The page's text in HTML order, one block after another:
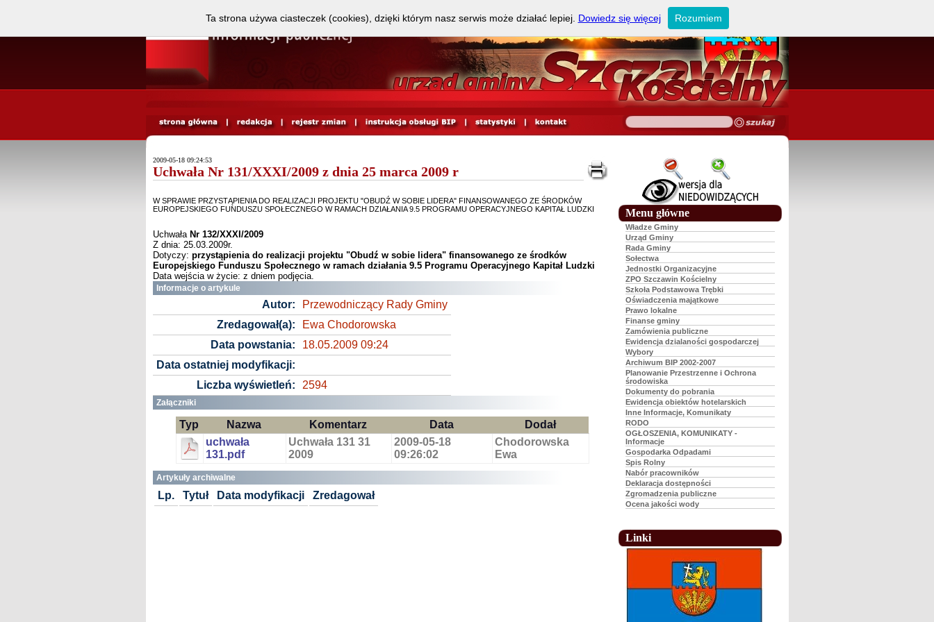
2009-05-18 09:24:53
Uchwała Nr 131/XXXI/2009 z dnia 25 marca 2009 r
W SPRAWIE PRZYSTĄPIENIA DO REALIZACJI PROJEKTU "OBUDŹ W SOBIE LIDERA" FINANSOWANEGO ZE ŚRODKÓW
EUROPEJSKIEGO FUNDUSZU SPOŁECZNEGO W RAMACH DZIAŁANIA 9.5 PROGRAMU OPERACYJNEGO KAPITAŁ LUDZKI
UchwałaNr 132/XXXI/2009
Z dnia: 25.03.2009r.
Dotyczy: przystąpienia do realizacji projektu "Obudź w sobie lidera" finansowanego ze środków
Europejskiego Funduszu Społecznego w ramach działania 9.5 Programu Operacyjnego Kapitał Ludzki
Data wejścia w życie: z dniem podjęcia.
Informacje o artykule
Autor:
Przewodniczący Rady Gminy
Zredagował(a):
Ewa Chodorowska
Data powstania:
18.05.2009 09:24
Data ostatniej modyfikacji:
Liczba wyświetleń:
2594
Załączniki
Typ Nazwa Komentarz Data
Dodał
uchwała
131.pdf
Uchwała 131 31
2009
2009-05-18
09:26:02
Chodorowska
Ewa
Artykuły archiwalne
Lp. Tytuł Data modyfikacji Zredagował
Menu główne
Władze Gminy
Urząd Gminy
Rada Gminy
Sołectwa
Jednostki Organizacyjne
ZPO Szczawin Kościelny
Szkoła Podstawowa Trębki
Oświadczenia majątkowe
Prawo lokalne
Finanse gminy
Zamówienia publiczne
Ewidencja dzialaności gospodarczej
Wybory
Archiwum BIP 2002-2007
Planowanie Przestrzenne i Ochrona
środowiska
Dokumenty do pobrania
Ewidencja obiektów hotelarskich
Inne Informacje, Komunikaty
RODO
OGŁOSZENIA, KOMUNIKATY -
Informacje
Gospodarka Odpadami
Spis Rolny
Nabór pracowników
Deklaracja dostępności
Zgromadzenia publiczne
Ocena jakości wody
Linki
Ta strona używa ciasteczek (cookies), dzięki którym nasz serwis może działać lepiej. Dowiedz się więcej Rozumiem